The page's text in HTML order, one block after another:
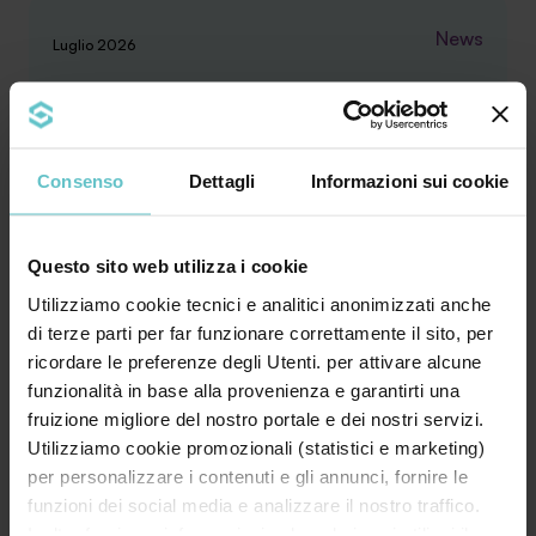
Consenso Dettagli Informazioni sui cookie
Questo sito web utilizza i cookie
Utilizziamo cookie tecnici e analitici anonimizzati anche
di terze parti per far funzionare correttamente il sito, per
ricordare le preferenze degli Utenti. per attivare alcune
funzionalità in base alla provenienza e garantirti una
fruizione migliore del nostro portale e dei nostri servizi.
Utilizziamo cookie promozionali (statistici e marketing)
per personalizzare i contenuti e gli annunci, fornire le
funzioni dei social media e analizzare il nostro traffico.
Luglio 2026 News
Finanza agevolata: il dizionario
Bando, contributo a fondo perduto, leasing,
credito d’imposta, rendicontazione… Il
linguaggio ...
Approfondisci